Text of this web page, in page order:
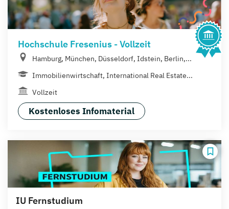
Hochschule Fresenius - Vollzeit
Hamburg, München, Düsseldorf, Idstein, Berlin,...
Immobilienwirtschaft, International Real Estate...
Vollzeit
Kostenloses Infomaterial
IU Fernstudium